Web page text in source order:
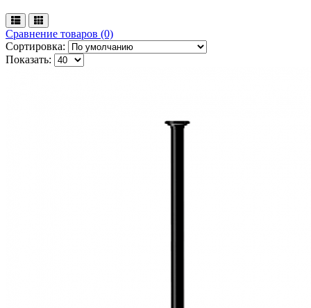
Сравнение товаров (0)
Сортировка:
Показать: